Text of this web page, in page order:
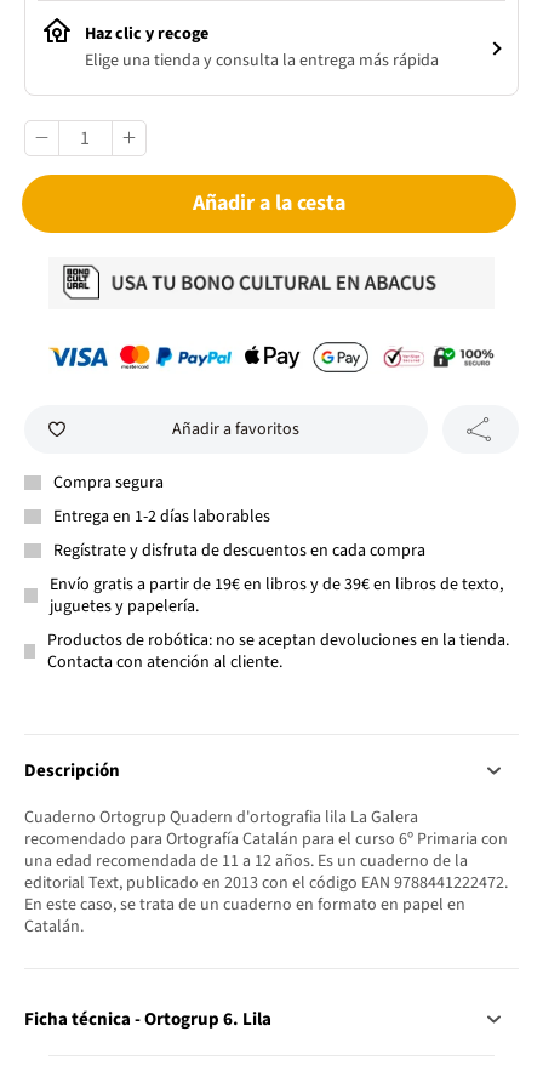
Haz clic y recoge
Elige una tienda y consulta la entrega más rápida
Añadir a la cesta
Añadir a favoritos
Compra segura
Entrega en 1-2 días laborables
Regístrate y disfruta de descuentos en cada compra
Envío gratis a partir de 19€ en libros y de 39€ en libros de texto,
juguetes y papelería.
Productos de robótica: no se aceptan devoluciones en la tienda.
Contacta con atención al cliente.
Descripción
Cuaderno Ortogrup Quadern d'ortografia lila La Galera
recomendado para Ortografía Catalán para el curso 6º Primaria con
una edad recomendada de 11 a 12 años. Es un cuaderno de la
editorial Text, publicado en 2013 con el código EAN 9788441222472.
En este caso, se trata de un cuaderno en formato en papel en
Catalán.
Ficha técnica - Ortogrup 6. Lila